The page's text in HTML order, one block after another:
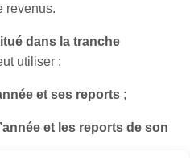
revenus.
dans la tranche
utiliser :
et ses reports ;
et les reports de son